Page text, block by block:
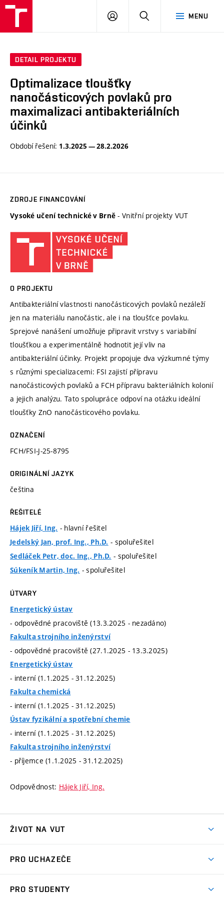
MENU
PŘIHLÁSIT
DETAIL PROJEKTU
Optimalizace tloušťky
nanočásticových povlaků pro
maximalizaci antibakteriálních
účinků
Období řešení: 1.3.2025 — 28.2.2026
ZDROJE FINANCOVÁNÍ
Vysoké učení technické v Brně - Vnitřní projekty VUT
O PROJEKTU
Antibakteriální vlastnosti nanočásticových povlaků nezáleží
jen na materiálu nanočástic, ale i na tloušťce povlaku.
Sprejové nanášení umožňuje připravit vrstvy s variabilní
tloušťkou a experimentálně hodnotit její vliv na
antibakteriální účinky. Projekt propojuje dva výzkumné týmy
s různými specializacemi: FSI zajistí přípravu
nanočásticových povlaků a FCH přípravu bakteriálních kolonií
a jejich analýzu. Tato spolupráce odpoví na otázku ideální
tloušťky ZnO nanočásticového povlaku.
OZNAČENÍ
FCH/FSI-J-25-8795
ORIGINÁLNÍ JAZYK
čeština
ŘEŠITELÉ
Hájek Jiří, Ing. - hlavní řešitel
Jedelský Jan, prof. Ing., Ph.D. - spoluřešitel
Sedláček Petr, doc. Ing., Ph.D. - spoluřešitel
Súkeník Martin, Ing. - spoluřešitel
ÚTVARY
Energetický ústav
- odpovědné pracoviště (13.3.2025 - nezadáno)
Fakulta strojního inženýrství
- odpovědné pracoviště (27.1.2025 - 13.3.2025)
Energetický ústav
- interní (1.1.2025 - 31.12.2025)
Fakulta chemická
- interní (1.1.2025 - 31.12.2025)
Ústav fyzikální a spotřební chemie
- interní (1.1.2025 - 31.12.2025)
Fakulta strojního inženýrství
- příjemce (1.1.2025 - 31.12.2025)
Odpovědnost: Hájek Jiří, Ing.
ŽIVOT NA VUT
Koleje
PRO UCHAZEČE
PRO STUDENTY